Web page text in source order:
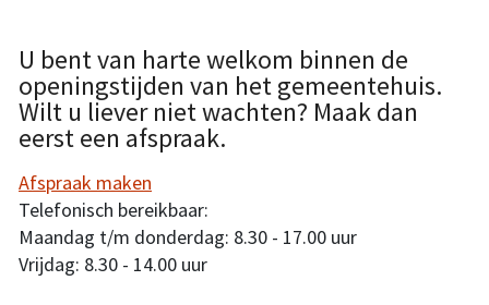
U bent van harte welkom binnen de
openingstijden van het gemeentehuis.
Wilt u liever niet wachten? Maak dan
eerst een afspraak.
Afspraak maken
Telefonisch bereikbaar:
Maandag t/m donderdag: 8.30 - 17.00 uur
Vrijdag: 8.30 - 14.00 uur